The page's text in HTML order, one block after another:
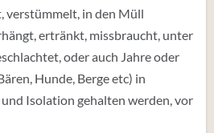
verstümmelt, in den Müll
ertränkt, missbraucht, unter
oder auch Jahre oder
Hunde, Berge etc) in
Isolation gehalten werden, vor